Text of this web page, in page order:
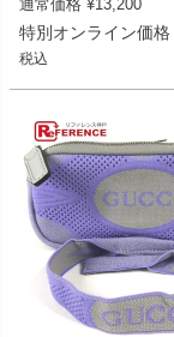
バー 【中古】
通常価格 ¥13,200
特別オンライン価格
税込